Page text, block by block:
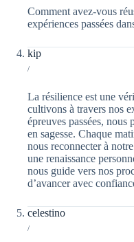
Comment avez-vous
expériences passées
kip
/
La résilience est une
cultivons à travers nos
épreuves passées,
en sagesse. Chaque
nous reconnecter à
une renaissance
nous guide vers nos
d’avancer avec
celestino
/